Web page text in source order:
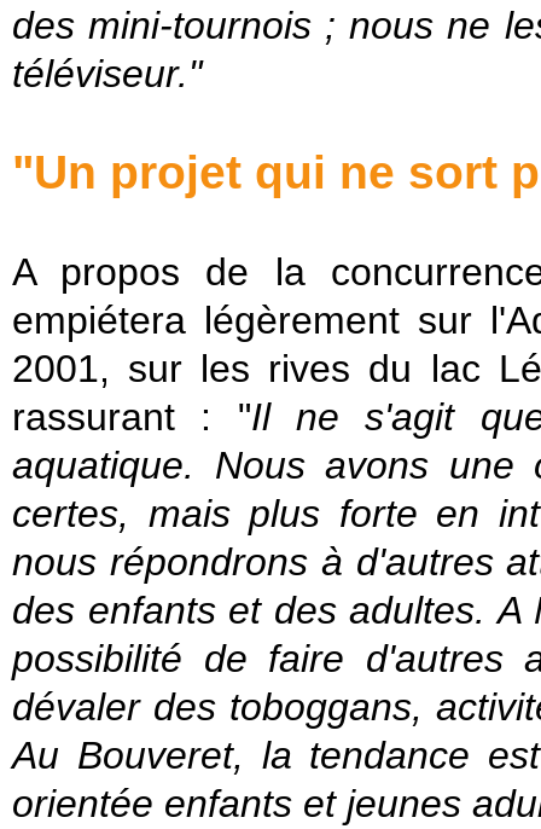
des mini-tournois ; nous ne
téléviseur."
"Un projet qui ne sort
A propos de la
empiétera légèrement sur
2001, sur les rives du lac
rassurant : "Il ne s'agit
aquatique. Nous avons
certes, mais plus forte en
nous répondrons à d'autres
des enfants et des adultes.
possibilité de faire d'autres
dévaler des toboggans,
Au Bouveret, la tendance
orientée enfants et jeunes